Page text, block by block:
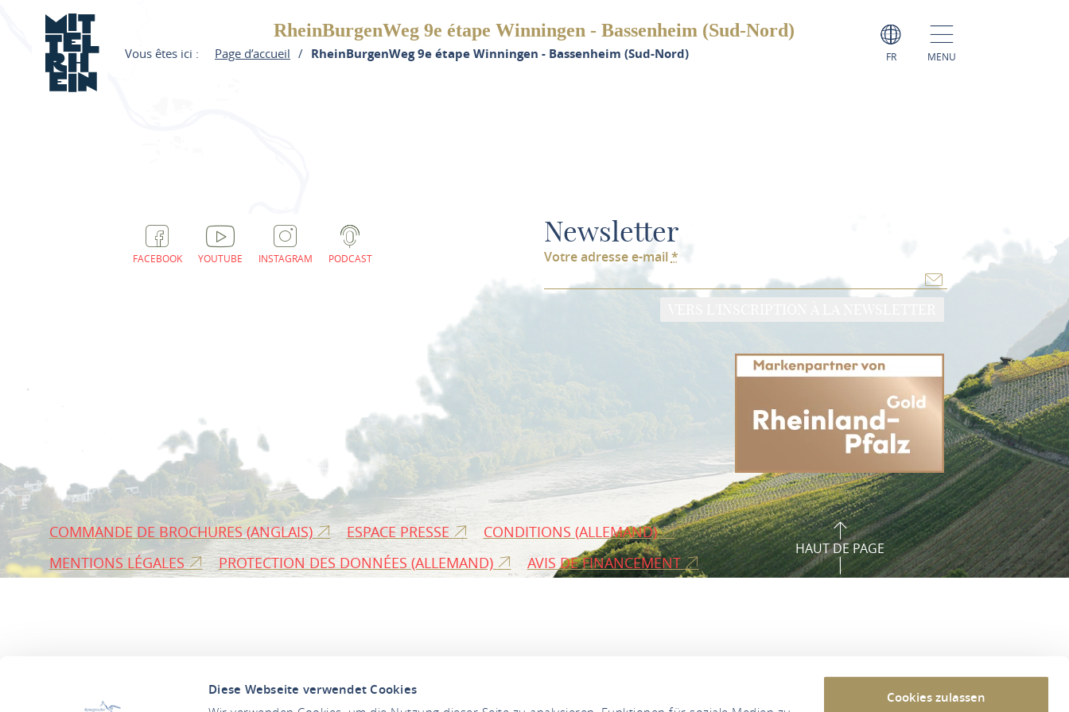
Diese Webseite verwendet Cookies Cookies zulassen
FR MENU
RheinBurgenWeg 9e étape Winningen - Bassenheim (Sud-Nord)
Vous êtes ici : Page d’accueil RheinBurgenWeg 9e étape Winningen - Bassenheim (Sud-Nord)
FACEBOOK YOUTUBE INSTAGRAM PODCAST
Newsletter
Votre adresse e-mail*
COMMANDE DE BROCHURES (ANGLAIS) ESPACE PRESSE
CONDITIONS (ALLEMAND)
MENTIONS LÉGALES
PROTECTION DES DONNÉES (ALLEMAND) AVIS DE FINANCEMENT
HAUT DE PAGE